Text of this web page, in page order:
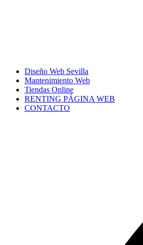
Diseño Web Sevilla
Mantenimiento Web
Tiendas Online
RENTING PÁGINA WEB
CONTACTO